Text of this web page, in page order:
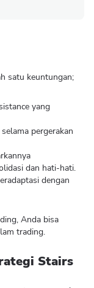
satu keuntungan;
yang
pergerakan
dan hati-hati.
dengan
Anda bisa
trading.
Stairs